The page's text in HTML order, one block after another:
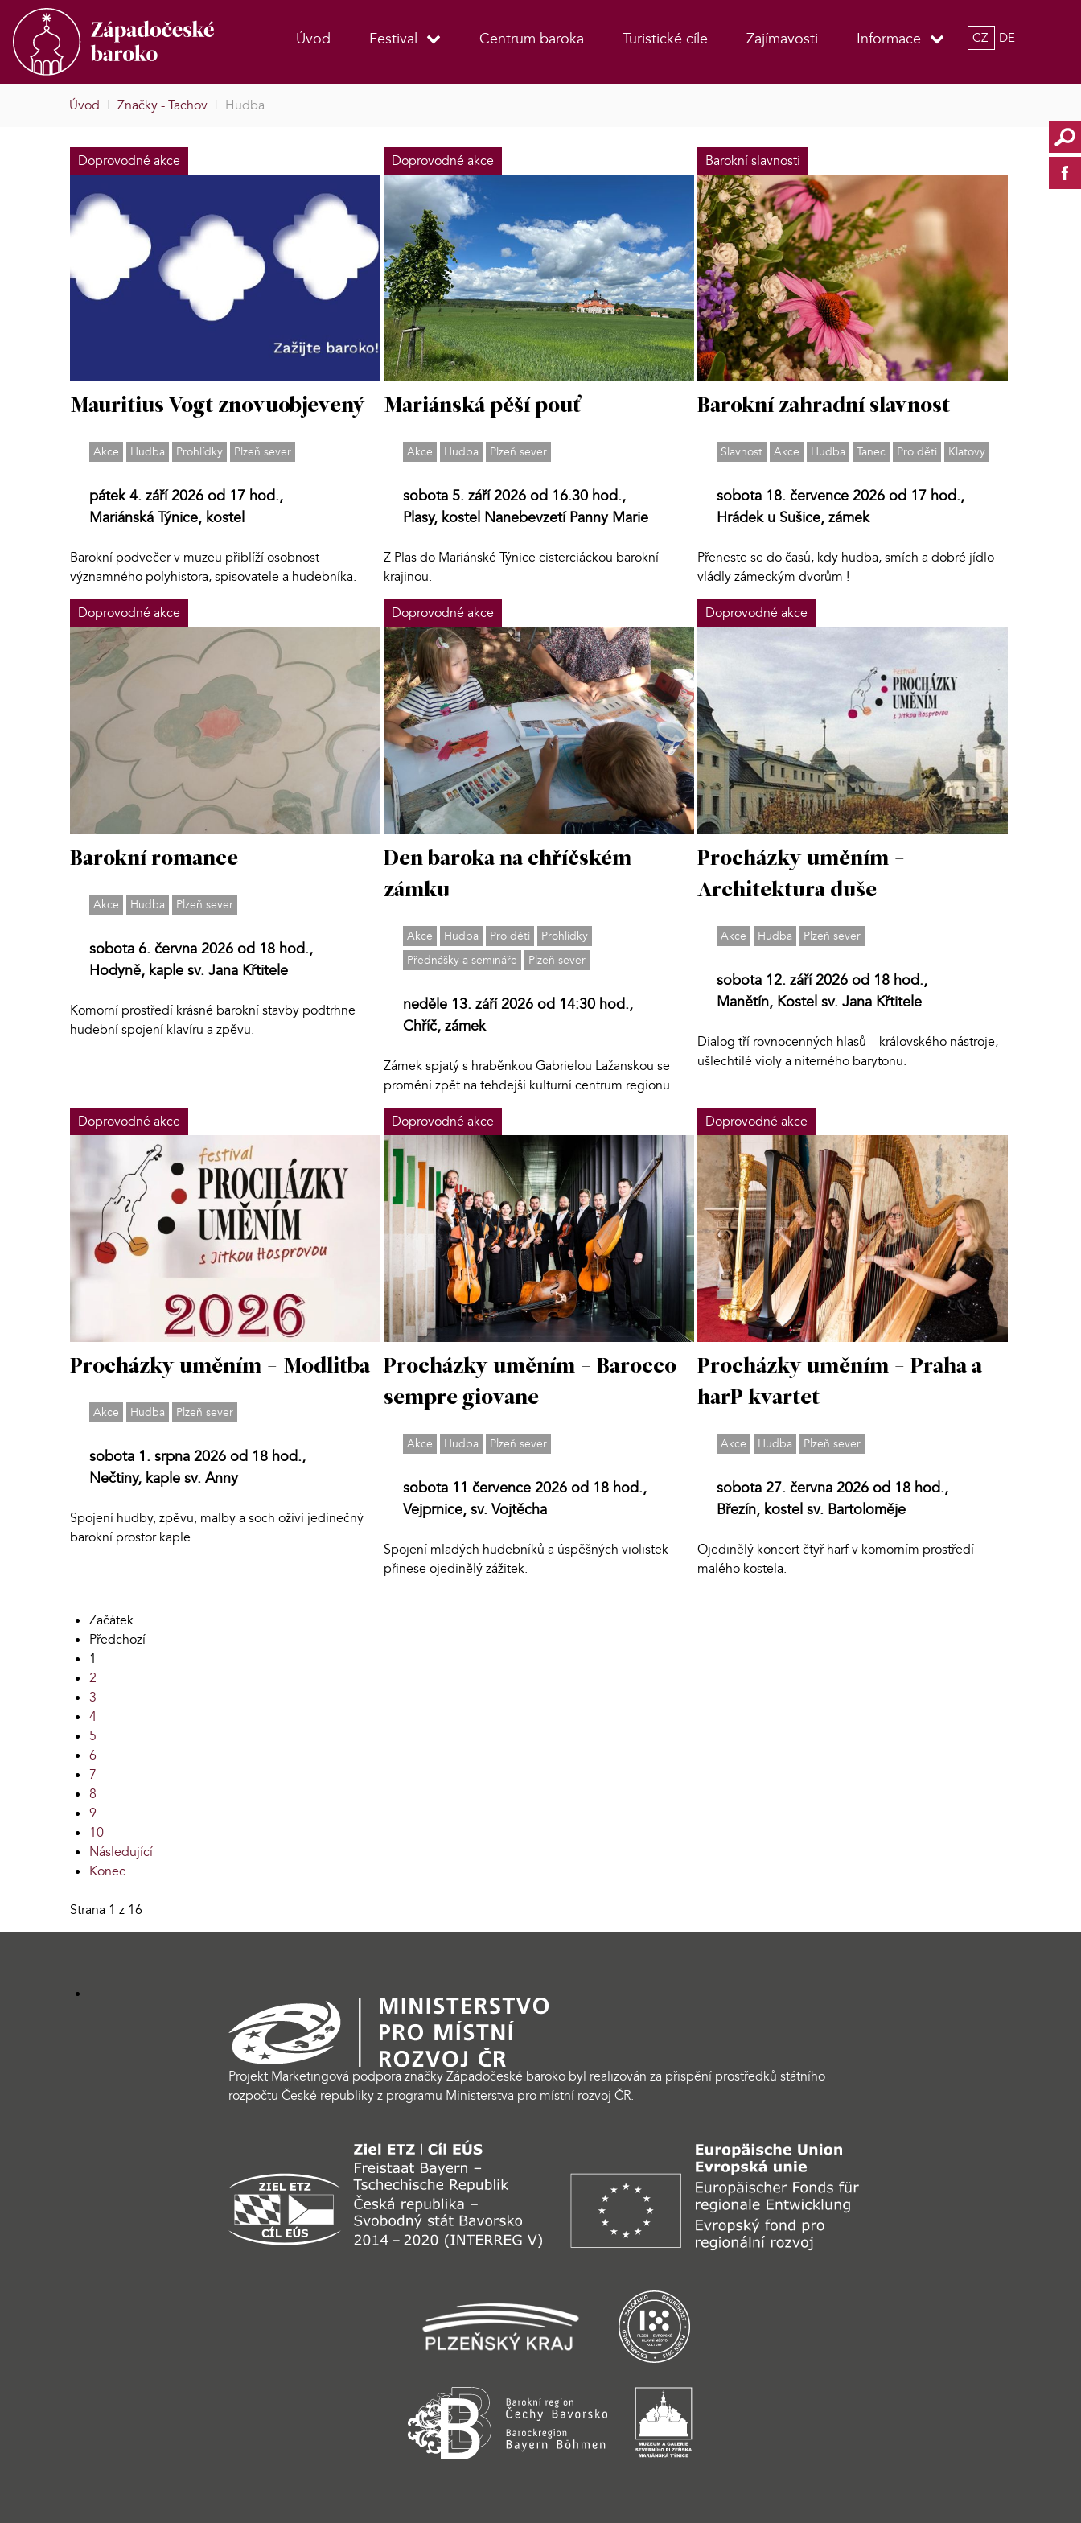
Úvod Festival Centrum baroka Turistické cíle Zajímavosti Informace CZ DE
Úvod | Značky - Tachov | Hudba
Doprovodné akce
Mauritius Vogt znovuobjevený
Akce Hudba Prohlídky Plzeň sever
pátek 4. září 2026 od 17 hod.,
Mariánská Týnice, kostel
Barokní podvečer v muzeu přiblíží osobnost
významného polyhistora, spisovatele a hudebníka.
Doprovodné akce
Mariánská pěší pouť
Akce Hudba Plzeň sever
sobota 5. září 2026 od 16.30 hod.,
Plasy, kostel Nanebevzetí Panny Marie
Z Plas do Mariánské Týnice cisterciáckou barokní
krajinou.
Barokní slavnosti
Barokní zahradní slavnost
Slavnost Akce Hudba Tanec Pro děti Klatovy
sobota 18. července 2026 od 17 hod.,
Hrádek u Sušice, zámek
Přeneste se do časů, kdy hudba, smích a dobré jídlo
vládly zámeckým dvorům !
Doprovodné akce
Barokní romance
Akce Hudba Plzeň sever
sobota 6. června 2026 od 18 hod.,
Hodyně, kaple sv. Jana Křtitele
Komorní prostředí krásné barokní stavby podtrhne
hudební spojení klavíru a zpěvu.
Doprovodné akce
Den baroka na chříčském
zámku
Akce Hudba Pro děti
Prohlídky
Přednášky a semináře
Plzeň sever
neděle 13. září 2026 od 14:30 hod.,
Chříč, zámek
Zámek spjatý s hraběnkou Gabrielou Lažanskou se
promění zpět na tehdejší kulturní centrum regionu.
Doprovodné akce
Procházky uměním -
Architektura duše
Akce Hudba Plzeň sever
sobota 12. září 2026 od 18 hod.,
Manětín, Kostel sv. Jana Křtitele
Dialog tří rovnocenných hlasů – královského nástroje,
ušlechtilé violy a niterného barytonu.
Doprovodné akce
Procházky uměním - Modlitba
Akce Hudba Plzeň sever
sobota 1. srpna 2026 od 18 hod.,
Nečtiny, kaple sv. Anny
Spojení hudby, zpěvu, malby a soch oživí jedinečný
barokní prostor kaple.
Doprovodné akce
Procházky uměním - Barocco
sempre giovane
Akce Hudba Plzeň sever
sobota 11 července 2026 od 18 hod.,
Vejprnice, sv. Vojtěcha
Spojení mladých hudebníků a úspěšných violistek
přinese ojedinělý zážitek.
Doprovodné akce
Procházky uměním - Praha a
harP kvartet
Akce Hudba Plzeň sever
sobota 27. června 2026 od 18 hod.,
Březín, kostel sv. Bartoloměje
Ojedinělý koncert čtyř harf v komorním prostředí
malého kostela.
Začátek
Předchozí
1
2
3
4
5
6
7
8
9
10
Následující
Konec
Strana 1 z 16
Projekt Marketingová podpora značky Západočeské baroko byl realizován za přispění prostředků státního
rozpočtu České republiky z programu Ministerstva pro místní rozvoj ČR.